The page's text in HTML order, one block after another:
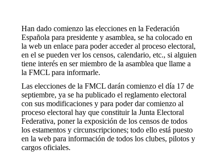
Han dado comienzo las elecciones en la Federación
Española para presidente y asamblea, se ha colocado en
la web un enlace para poder acceder al proceso electoral,
en el se pueden ver los censos, calendario, etc., si alguien
tiene interés en ser miembro de la asamblea que llame a
la FMCL para informarle.
Las elecciones de la FMCL darán comienzo el día 17 de
septiembre, ya se ha publicado el reglamento electoral
con sus modificaciones y para poder dar comienzo al
proceso electoral hay que constituir la Junta Electoral
Federativa, poner la exposición de los censos de todos
los estamentos y circunscripciones; todo ello está puesto
en la web para información de todos los clubes, pilotos y
cargos oficiales.